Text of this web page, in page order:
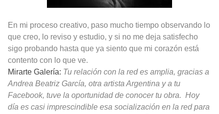
En mi proceso creativo, paso mucho tiempo observando lo
que creo, lo reviso y estudio, y si no me deja satisfecho
sigo probando hasta que ya siento que mi corazón está
contento con lo que ve.
Mirarte Galería: Tu relación con la red es amplia, gracias a
Andrea Beatriz García, otra artista Argentina y a tu
Facebook, tuve la oportunidad de conocer tu obra. Hoy
día es casi imprescindible esa socialización en la red para